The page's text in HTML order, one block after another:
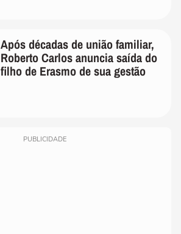
Após décadas de união familiar,
Roberto Carlos anuncia saída do
filho de Erasmo de sua gestão
PUBLICIDADE